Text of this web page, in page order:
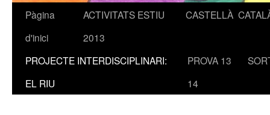
Vés
contingut
Pàgina
d'inici
ACTIVITATS ESTIU
2013
CASTELLÀ
PROJECTE INTERDISCIPLINARI:
EL RIU
PROVA 13
14